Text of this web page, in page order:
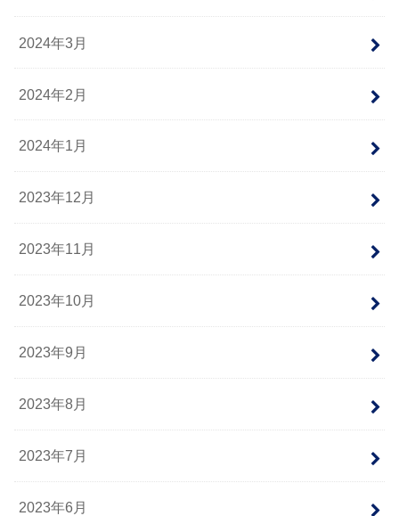
2024年3月
2024年2月
2024年1月
2023年12月
2023年11月
2023年10月
2023年9月
2023年8月
2023年7月
2023年6月